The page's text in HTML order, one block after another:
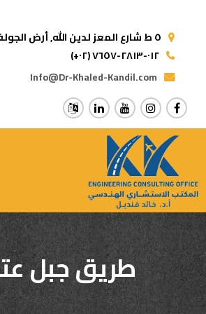
٥ ط شارع المعز لدين الله,
أرض
(+٠٢) ٠١٢-٢٨١٣-٧٦٥٧
Info@Dr-Khaled-Kandil.com
طريق جبل